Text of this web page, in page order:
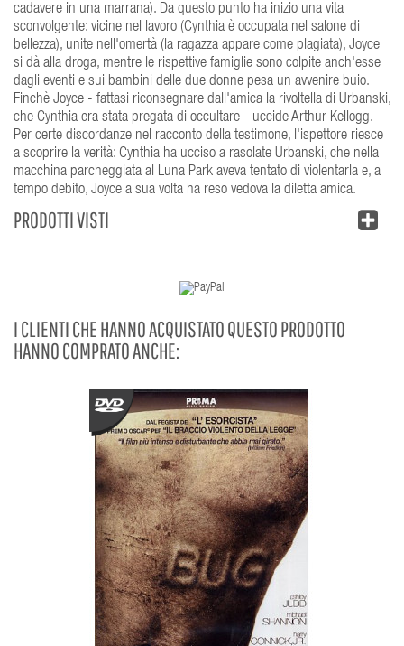
cadavere in una marrana). Da questo punto ha inizio una vita
sconvolgente: vicine nel lavoro (Cynthia è occupata nel salone di
bellezza), unite nell'omertà (la ragazza appare come plagiata), Joyce
si dà alla droga, mentre le rispettive famiglie sono colpite anch'esse
dagli eventi e sui bambini delle due donne pesa un avvenire buio.
Finchè Joyce - fattasi riconsegnare dall'amica la rivoltella di Urbanski,
che Cynthia era stata pregata di occultare - uccide Arthur Kellogg.
Per certe discordanze nel racconto della testimone, l'ispettore riesce
a scoprire la verità: Cynthia ha ucciso a rasolate Urbanski, che nella
macchina parcheggiata al Luna Park aveva tentato di violentarla e, a
tempo debito, Joyce a sua volta ha reso vedova la diletta amica.
PRODOTTI VISTI
I CLIENTI CHE HANNO ACQUISTATO QUESTO PRODOTTO
HANNO COMPRATO ANCHE: